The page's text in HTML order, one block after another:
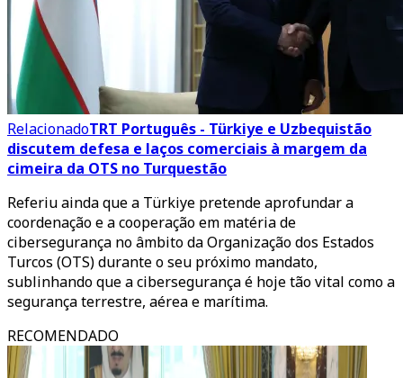
RelacionadoTRT Português - Türkiye e Uzbequistão
discutem defesa e laços comerciais à margem da
cimeira da OTS no Turquestão
Referiu ainda que a Türkiye pretende aprofundar a
coordenação e a cooperação em matéria de
cibersegurança no âmbito da Organização dos Estados
Turcos (OTS) durante o seu próximo mandato,
sublinhando que a cibersegurança é hoje tão vital como a
segurança terrestre, aérea e marítima.
RECOMENDADO